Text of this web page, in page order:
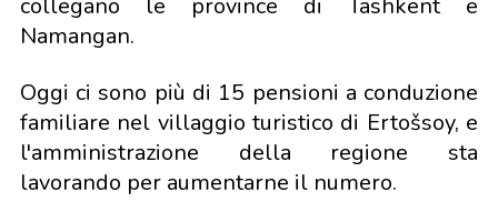
Namangan.
Oggi ci sono più di 15 pensioni a conduzione
familiare nel villaggio turistico di Ertošsoy, e
l'amministrazione della regione sta
lavorando per aumentarne il numero.